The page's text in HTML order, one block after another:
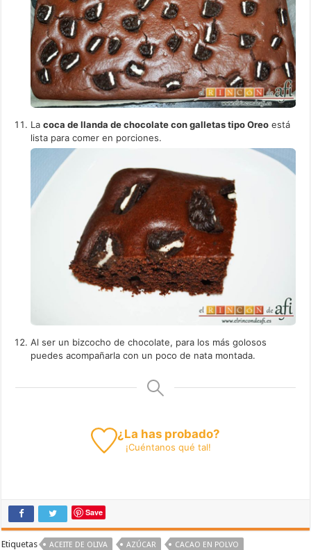
Lacoca de llanda de chocolate con galletas tipo Oreo está
lista para comer en porciones.
Al ser un bizcocho de chocolate, para los más golosos
puedes acompañarla con un poco de nata montada.
¿La has probado?
¡Cuéntanos qué tal!
Save
Etiquetas ACEITE DE OLIVA AZÚCAR
CACAO EN POLVO